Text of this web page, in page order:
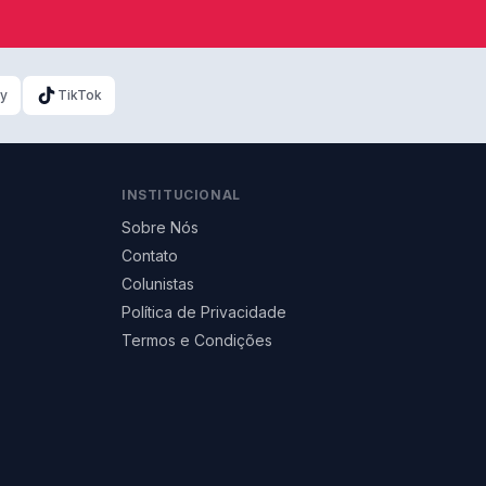
TikTok
INSTITUCIONAL
Sobre Nós
Contato
Colunistas
Política de Privacidade
Termos e Condições